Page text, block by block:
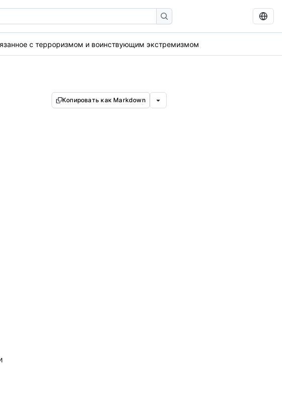
с терроризмом и воинствующим экстремизмом
Копировать как Markdown